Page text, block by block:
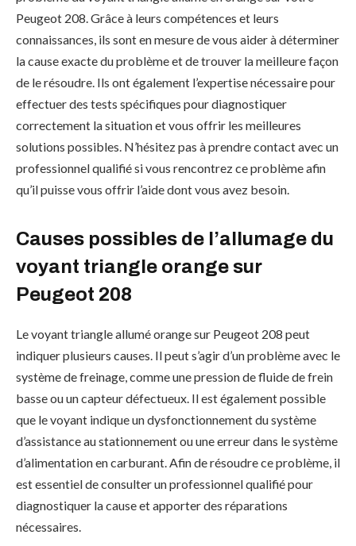
Peugeot 208. Grâce à leurs compétences et leurs
connaissances, ils sont en mesure de vous aider à déterminer
la cause exacte du problème et de trouver la meilleure façon
de le résoudre. Ils ont également l’expertise nécessaire pour
effectuer des tests spécifiques pour diagnostiquer
correctement la situation et vous offrir les meilleures
solutions possibles. N’hésitez pas à prendre contact avec un
professionnel qualifié si vous rencontrez ce problème afin
qu’il puisse vous offrir l’aide dont vous avez besoin.
Causes possibles de l’allumage du
voyant triangle orange sur
Peugeot 208
Le voyant triangle allumé orange sur Peugeot 208 peut
indiquer plusieurs causes. Il peut s’agir d’un problème avec le
système de freinage, comme une pression de fluide de frein
basse ou un capteur défectueux. Il est également possible
que le voyant indique un dysfonctionnement du système
d’assistance au stationnement ou une erreur dans le système
d’alimentation en carburant. Afin de résoudre ce problème, il
est essentiel de consulter un professionnel qualifié pour
diagnostiquer la cause et apporter des réparations
nécessaires.